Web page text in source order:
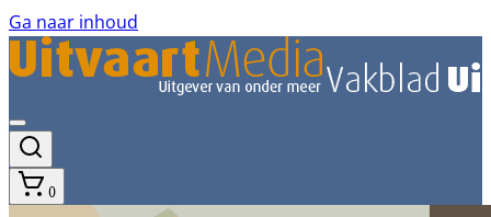
Ga naar inhoud
0